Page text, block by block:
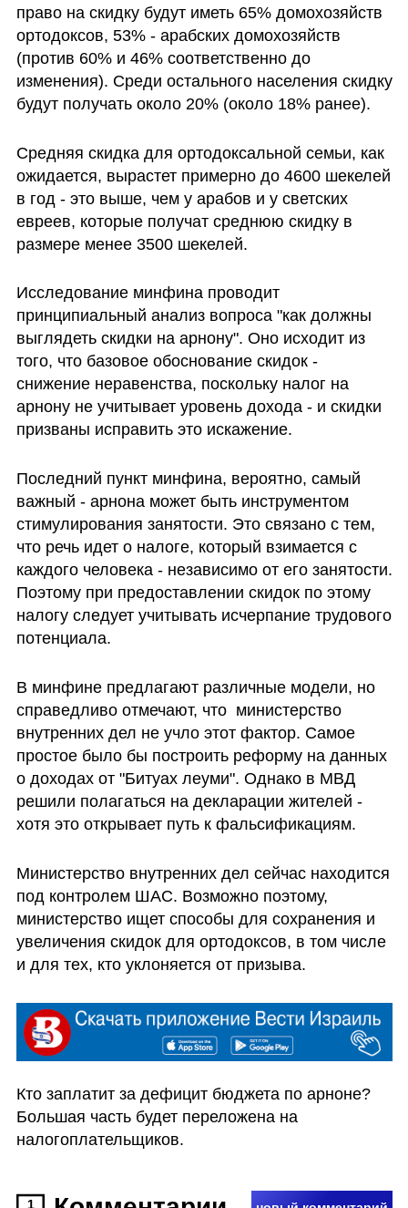
право на скидку будут иметь 65% домохозяйств
ортодоксов, 53% - арабских домохозяйств
(против 60% и 46% соответственно до
изменения). Среди остального населения скидку
будут получать около 20% (около 18% ранее).
Средняя скидка для ортодоксальной семьи, как
ожидается, вырастет примерно до 4600 шекелей
в год - это выше, чем у арабов и у светских
евреев, которые получат среднюю скидку в
размере менее 3500 шекелей.
Исследование минфина проводит
принципиальный анализ вопроса "как должны
выглядеть скидки на арнону". Оно исходит из
того, что базовое обоснование скидок -
снижение неравенства, поскольку налог на
арнону не учитывает уровень дохода - и скидки
призваны исправить это искажение.
Последний пункт минфина, вероятно, самый
важный - арнона может быть инструментом
стимулирования занятости. Это связано с тем,
что речь идет о налоге, который взимается с
каждого человека - независимо от его занятости.
Поэтому при предоставлении скидок по этому
налогу следует учитывать исчерпание трудового
потенциала.
В минфине предлагают различные модели, но
справедливо отмечают, что  министерство
внутренних дел не учло этот фактор. Самое
простое было бы построить реформу на данных
о доходах от "Битуах леуми". Однако в МВД
решили полагаться на декларации жителей -
хотя это открывает путь к фальсификациям.
Министерство внутренних дел сейчас находится
под контролем ШАС. Возможно поэтому,
министерство ищет способы для сохранения и
увеличения скидок для ортодоксов, в том числе
и для тех, кто уклоняется от призыва.
Кто заплатит за дефицит бюджета по арноне?
Большая часть будет переложена на
налогоплательщиков.
1